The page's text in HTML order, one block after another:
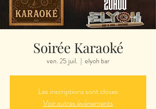
Soirée Karaoké
ven. 25 juil.
  |
elyoh bar
Les inscriptions sont closes
Voir autres événements